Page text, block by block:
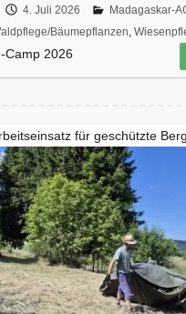
4. Juli 2026 Madagaskar-
Bäumepflanzen,
Camp 2026
für geschützte